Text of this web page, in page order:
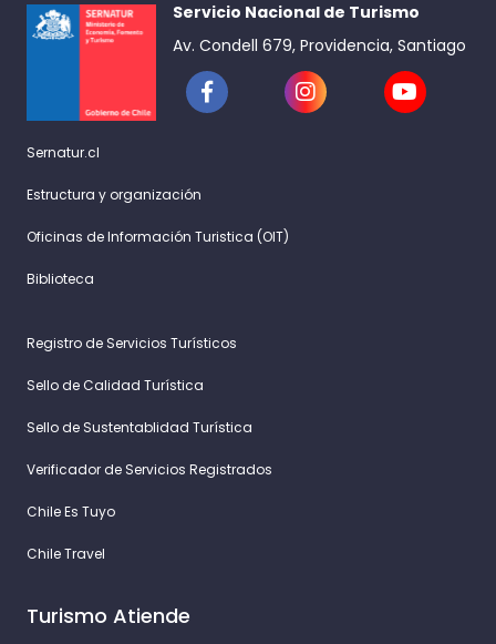
Servicio Nacional de Turismo
Av. Condell 679, Providencia, Santiago
Sernatur.cl
Estructura y organización
Oficinas de Información Turistica (OIT)
Biblioteca
Registro de Servicios Turísticos
Sello de Calidad Turística
Sello de Sustentablidad Turística
Verificador de Servicios Registrados
Chile Es Tuyo
Chile Travel
Turismo Atiende